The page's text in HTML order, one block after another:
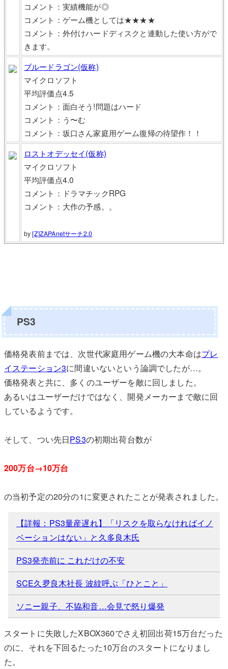
コメント：実績機能が◎
コメント：ゲーム機としては★★★★
コメント：外付けハードディスクと連動した使い方がで
きます。
ブルードラゴン(仮称)
マイクロソフト
平均評価点4.5
コメント：面白そう!問題はハード
コメント：う〜む
コメント：坂口さん家庭用ゲーム復帰の待望作！！
ロストオデッセイ(仮称)
マイクロソフト
平均評価点4.0
コメント：ドラマチックRPG
コメント：大作の予感。。
by[Z]ZAPAnetサーチ2.0
PS3
価格発表前までは、次世代家庭用ゲーム機の大本命はプレ
イステーション3に間違いないという論調でしたが…。
価格発表と共に、多くのユーザーを敵に回しました。
あるいはユーザーだけではなく、開発メーカーまで敵に回
しているようです。
そして、つい先日PS3の初期出荷台数が
200万台→10万台
の当初予定の20分の1に変更されたことが発表されました。
【詳報：PS3量産遅れ】「リスクを取らなければイノ
ベーションはない」と久多良木氏
PS3発売前に これだけの不安
SCE久夛良木社長 波紋呼ぶ「ひとこと」
ソニー親子、不協和音…会見で怒り爆発
スタートに失敗したXBOX360でさえ初回出荷15万台だった
のに、それを下回るたった10万台のスタートになりまし
た。